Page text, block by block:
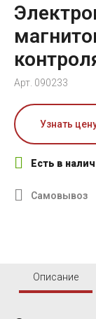
Арт. 090233
Узнать
Есть в
Самовывоз
Описание